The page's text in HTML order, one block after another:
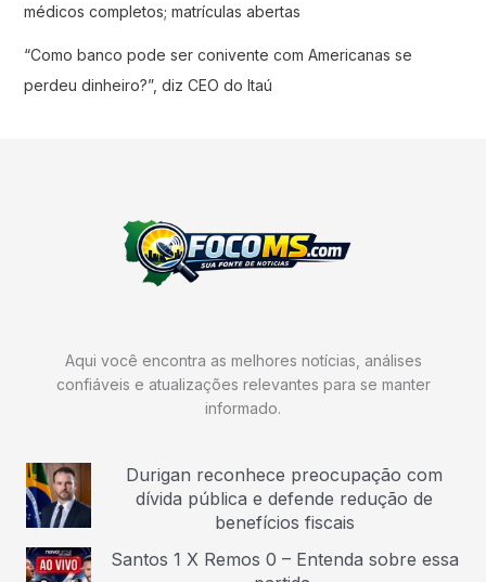
médicos completos; matrículas abertas
“Como banco pode ser conivente com Americanas se
perdeu dinheiro?”, diz CEO do Itaú
Aqui você encontra as melhores notícias, análises
confiáveis e atualizações relevantes para se manter
informado.
Durigan reconhece preocupação com
dívida pública e defende redução de
benefícios fiscais
Santos 1 X Remos 0 – Entenda sobre essa